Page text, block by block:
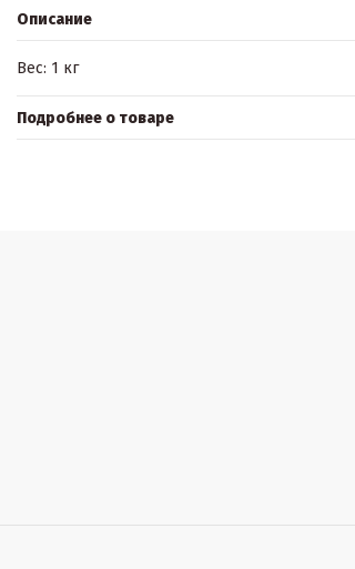
Описание
Вес: 1 кг
Подробнее о товаре